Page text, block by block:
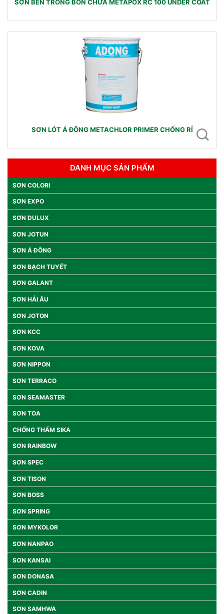
SƠN BÊN TRONG BỒN CHỨA METAPOX RC 100 UNDER COAT
SƠN LÓT Á ĐÔNG METACHLOR PRIMER CHỐNG RỈ
DANH MỤC SẢN PHẨM
SƠN COLORI
SƠN EXPO
SƠN DULUX
SƠN JOTUN
SƠN Á ĐÔNG
SƠN BẠCH TUYẾT
SƠN GALANT
SƠN HẢI ÂU
SƠN JOTON
SƠN KCC
SƠN KOVA
SƠN NIPPON
SƠN TERRACO
SƠN SEAMASTER
SƠN TOA
CHỐNG THẤM SIKA
SƠN RAINBOW
SƠN SPEC
SƠN TISON
SƠN BOSS
SƠN SPRING
SƠN MYKOLOR
SƠN NANPAO
SƠN KANSAI
SƠN DONASA
SƠN CADIN
SƠN SAMHWA